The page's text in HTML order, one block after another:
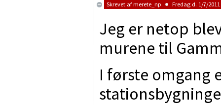
Skrevet afmerete_np Fredag d. 1/7/2011
Jeg er netop
murene til
I første omgang